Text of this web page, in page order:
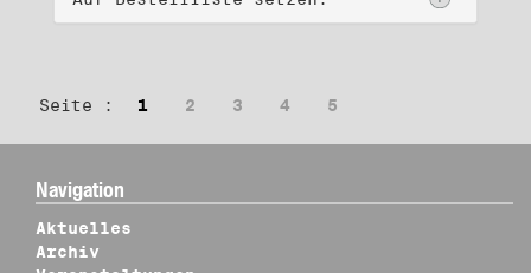
Seite : 1 2 3 4 5
Navigation
Aktuelles
Archiv